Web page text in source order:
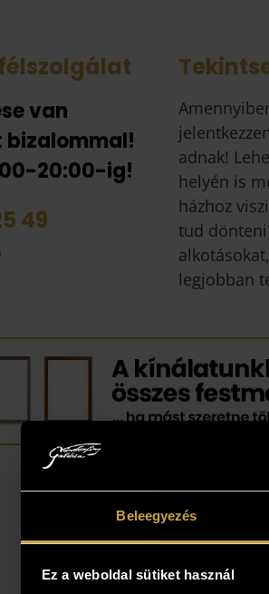
Beleegyezés
Ez a weboldal sütiket használ
van
bizalommal!
20:00-ig!
49
adnak!
helyén is
házhoz
tud
legjobban